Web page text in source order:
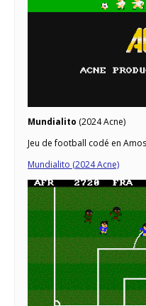
Mundialito (2024 Acne)
Jeu de football codé en
Mundialito (2024 Acne)